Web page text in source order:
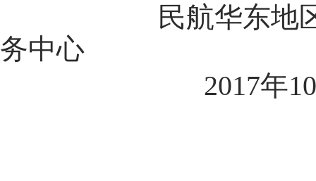
民航华东地
务中心
2017年